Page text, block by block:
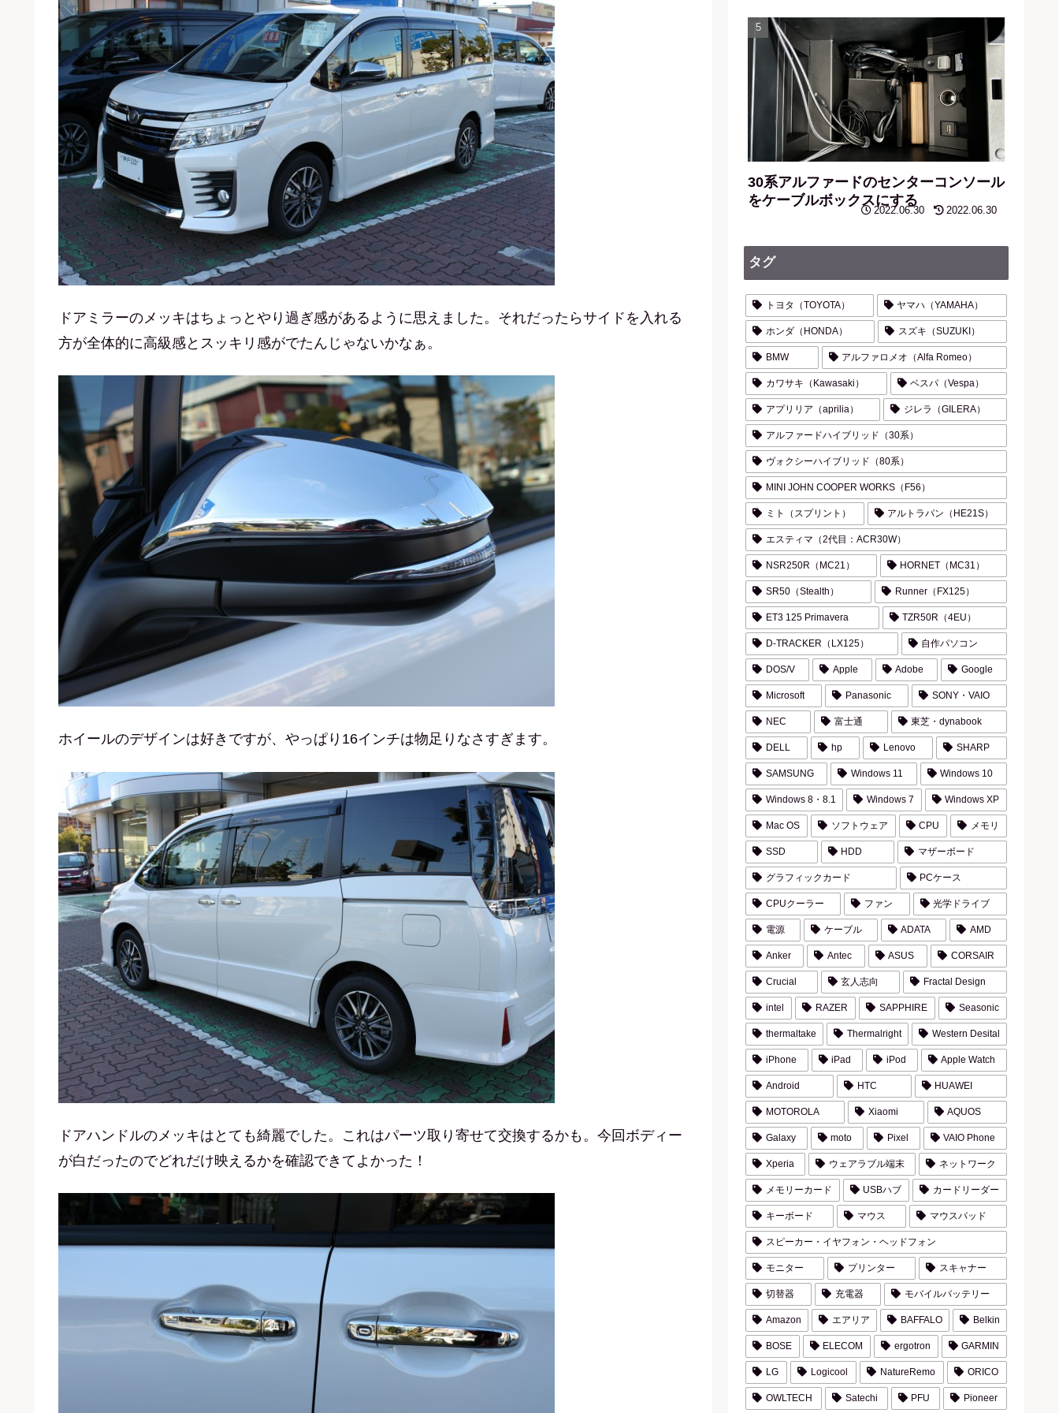
ドアミラーのメッキはちょっとやり過ぎ感があるように思えました。それだったらサイドを入れる
方が全体的に高級感とスッキリ感がでたんじゃないかなぁ。
ホイールのデザインは好きですが、やっぱり16インチは物足りなさすぎます。
ドアハンドルのメッキはとても綺麗でした。これはパーツ取り寄せて交換するかも。今回ボディー
が白だったのでどれだけ映えるかを確認できてよかった！
30系アルファードのセンターコンソール
をケーブルボックスにする
2022.06.30 2022.06.30
タグ
トヨタ（TOYOTA） ヤマハ（YAMAHA）
ホンダ（HONDA） スズキ（SUZUKI）
BMW アルファロメオ（Alfa Romeo）
カワサキ（Kawasaki） ベスパ（Vespa）
アプリリア（aprilia） ジレラ（GILERA）
アルファードハイブリッド（30系）
ヴォクシーハイブリッド（80系）
MINI JOHN COOPER WORKS（F56）
ミト（スプリント） アルトラパン（HE21S）
エスティマ（2代目：ACR30W）
NSR250R（MC21） HORNET（MC31）
SR50（Stealth） Runner（FX125）
ET3 125 Primavera TZR50R（4EU）
D-TRACKER（LX125） 自作パソコン
DOS/V Apple Adobe Google
Microsoft Panasonic SONY・VAIO
NEC 富士通 東芝・dynabook
DELL hp Lenovo SHARP
SAMSUNG Windows 11 Windows 10
Windows 8・8.1 Windows 7 Windows XP
Mac OS ソフトウェア CPU メモリ
SSD HDD マザーボード
グラフィックカード PCケース
CPUクーラー ファン 光学ドライブ
電源 ケーブル ADATA AMD
Anker Antec ASUS CORSAIR
Crucial 玄人志向 Fractal Design
intel RAZER SAPPHIRE Seasonic
thermaltake Thermalright Western Desital
iPhone iPad iPod Apple Watch
Android HTC HUAWEI
MOTOROLA Xiaomi AQUOS
Galaxy moto Pixel VAIO Phone
Xperia ウェアラブル端末 ネットワーク
メモリーカード USBハブ カードリーダー
キーボード マウス マウスパッド
スピーカー・イヤフォン・ヘッドフォン
モニター プリンター スキャナー
切替器 充電器 モバイルバッテリー
Amazon エアリア BAFFALO Belkin
BOSE ELECOM ergotron GARMIN
LG Logicool NatureRemo ORICO
OWLTECH Satechi PFU Pioneer